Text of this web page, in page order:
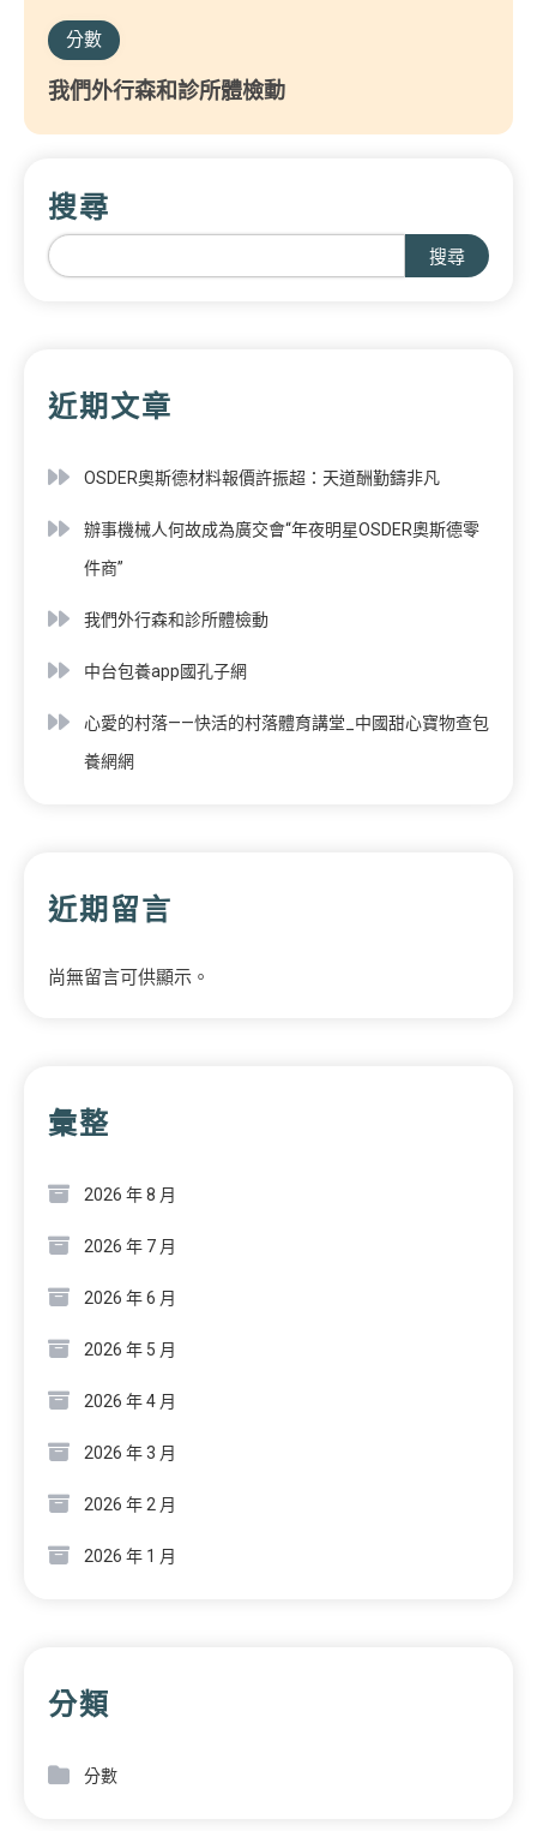
分數
我們外行森和診所體檢動
搜尋
搜尋
近期文章
OSDER奧斯德材料報價許振超：天道酬勤鑄非凡
辦事機械人何故成為廣交會“年夜明星OSDER奧斯德零
件商”
我們外行森和診所體檢動
中台包養app國孔子網
心愛的村落——快活的村落體育講堂_中國甜心寶物查包
養網網
近期留言
尚無留言可供顯示。
彙整
2026 年 8 月
2026 年 7 月
2026 年 6 月
2026 年 5 月
2026 年 4 月
2026 年 3 月
2026 年 2 月
2026 年 1 月
分類
分數